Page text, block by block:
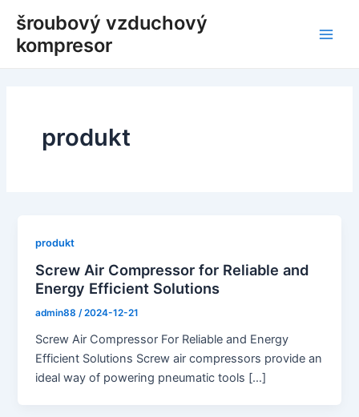
obsah
šroubový vzduchový
kompresor
produkt
produkt
Screw Air Compressor for Reliable and
Energy Efficient Solutions
admin88/2024-12-21
Screw Air Compressor For Reliable and Energy
Efficient Solutions Screw air compressors provide an
ideal way of powering pneumatic tools […]